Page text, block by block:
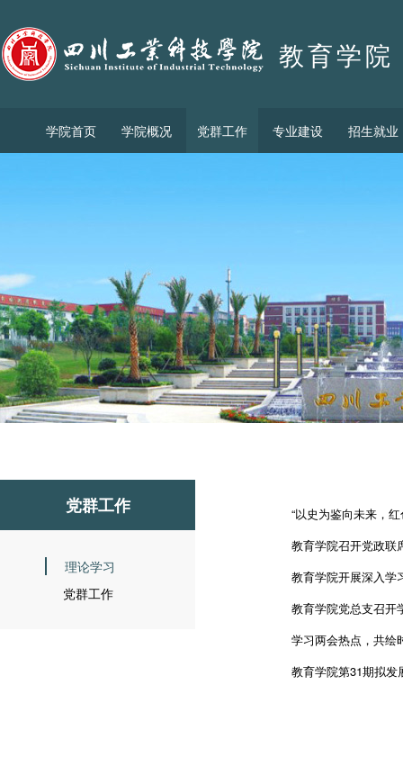
教育学院
学院首页 学院概况 党群工作 专业建设 招生就业
党群工作
理论学习
党群工作
“以史为鉴向未来，
教育学院召开党政联
教育学院开展深入学
教育学院党总支召开
学习两会热点，共绘
教育学院第31期拟